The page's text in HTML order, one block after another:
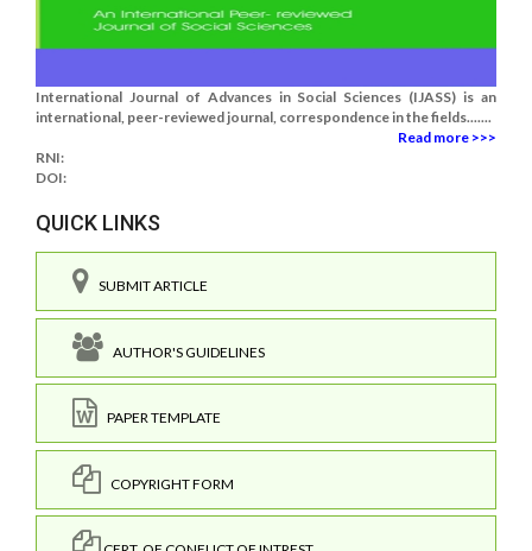
International Journal of Advances in Social Sciences (IJASS) is an
international, peer-reviewed journal, correspondence in the fields.......
Read more >>>
RNI:
DOI:
QUICK LINKS
SUBMIT ARTICLE
AUTHOR'S GUIDELINES
PAPER TEMPLATE
COPYRIGHT FORM